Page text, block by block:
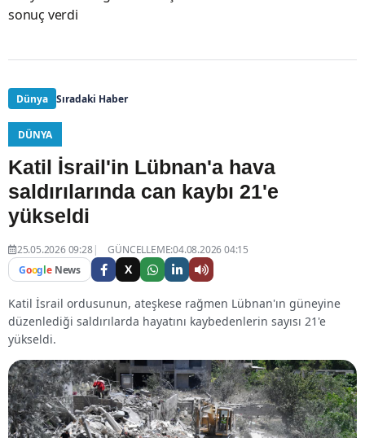
sonuç verdi
Dünya Sıradaki Haber
DÜNYA
Katil İsrail'in Lübnan'a hava
saldırılarında can kaybı 21'e
yükseldi
25.05.2026 09:28
GÜNCELLEME:04.08.2026 04:15
Google News X
Katil İsrail ordusunun, ateşkese rağmen Lübnan'ın güneyine
düzenlediği saldırılarda hayatını kaybedenlerin sayısı 21'e
yükseldi.